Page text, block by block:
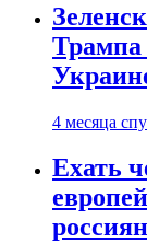
Трампа
4 месяца
Ехать